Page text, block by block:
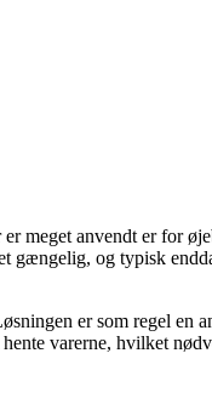
meget anvendt er for
gængelig, og typisk
er som regel en
varerne, hvilket